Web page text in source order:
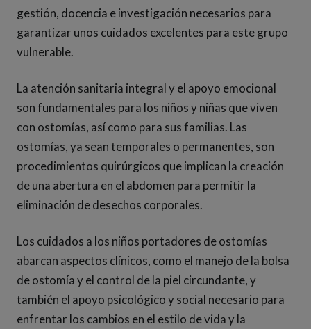
gestión, docencia e investigación necesarios para
garantizar unos cuidados excelentes para este grupo
vulnerable.
La atención sanitaria integral y el apoyo emocional
son fundamentales para los niños y niñas que viven
con ostomías, así como para sus familias. Las
ostomías, ya sean temporales o permanentes, son
procedimientos quirúrgicos que implican la creación
de una abertura en el abdomen para permitir la
eliminación de desechos corporales.
Los cuidados a los niños portadores de ostomías
abarcan aspectos clínicos, como el manejo de la bolsa
de ostomía y el control de la piel circundante, y
también el apoyo psicológico y social necesario para
enfrentar los cambios en el estilo de vida y la